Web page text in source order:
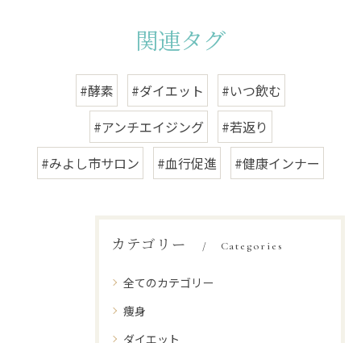
関連タグ
#酵素 #ダイエット
#いつ飲む
#アンチエイジング
#若返り
#みよし市サロン
#血行促進 #健康インナー
カテゴリー Categories
全てのカテゴリー
痩身
ダイエット